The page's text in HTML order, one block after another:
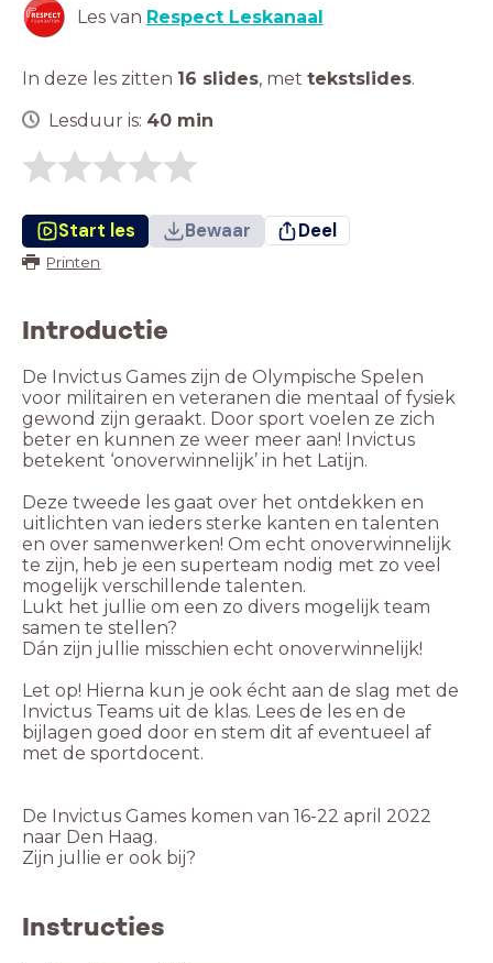
Les van Respect Leskanaal
In deze les zitten 16 slides, met tekstslides.
Lesduur is: 40 min
Start les Bewaar Deel
Printen
Introductie
De Invictus Games zijn de Olympische Spelen
voor militairen en veteranen die mentaal of fysiek
gewond zijn geraakt. Door sport voelen ze zich
beter en kunnen ze weer meer aan! Invictus
betekent ‘onoverwinnelijk’ in het Latijn.
Deze tweede les gaat over het ontdekken en
uitlichten van ieders sterke kanten en talenten
en over samenwerken! Om echt onoverwinnelijk
te zijn, heb je een superteam nodig met zo veel
mogelijk verschillende talenten.
Lukt het jullie om een zo divers mogelijk team
samen te stellen?
Dán zijn jullie misschien echt onoverwinnelijk!
Let op! Hierna kun je ook écht aan de slag met de
Invictus Teams uit de klas. Lees de les en de
bijlagen goed door en stem dit af eventueel af
met de sportdocent.
De Invictus Games komen van 16-22 april 2022
naar Den Haag.
Zijn jullie er ook bij?
Instructies